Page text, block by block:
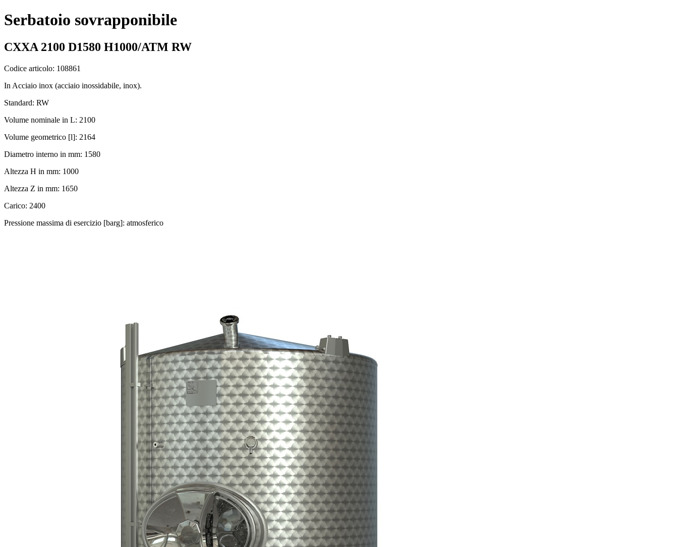
Serbatoio sovrapponibile
CXXA 2100 D1580 H1000/ATM RW
Codice articolo: 108861
In Acciaio inox (acciaio inossidabile, inox).
Standard: RW
Volume nominale in L: 2100
Volume geometrico [l]: 2164
Diametro interno in mm: 1580
Altezza H in mm: 1000
Altezza Z in mm: 1650
Carico: 2400
Pressione massima di esercizio [barg]: atmosferico